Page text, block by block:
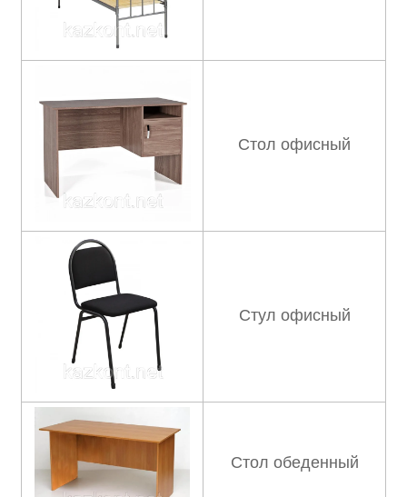
Стол офисный
Стул офисный
Стол обеденный